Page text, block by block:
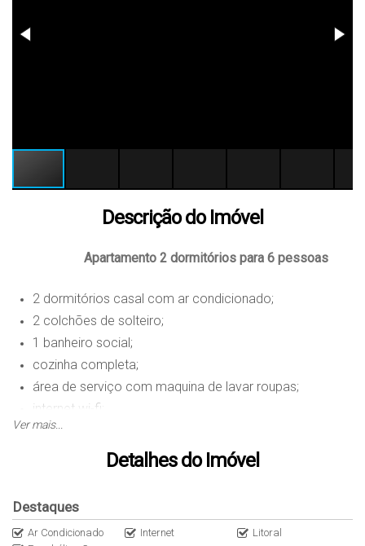
Descrição do Imóvel
Apartamento 2 dormitórios para 6 pessoas
2 dormitórios casal com ar condicionado;
2 colchões de solteiro;
1 banheiro social;
cozinha completa;
área de serviço com maquina de lavar roupas;
internet wi-fi;
sala com ventilador e Smart-TV;
churrasqueira;
Localizado a 170 metros da praia.
Diárias a partir de R$ 150,00 reais.
Ver mais...
Detalhes do Imóvel
Destaques
Ar Condicionado Internet
Litoral